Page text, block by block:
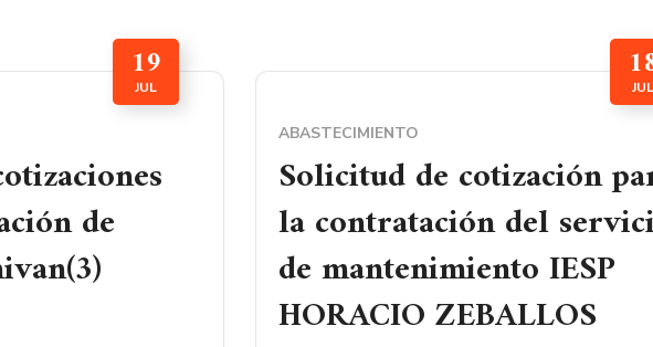
19
JUL
de
JUL
ABASTECIMIENTO
Solicitud de cotización
la contratación del
de mantenimiento IESP
HORACIO ZEBALLOS